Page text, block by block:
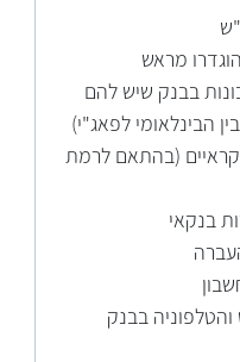
מראש
בבנק שיש להם
הבינלאומי לפאג"י)
(בהתאם לרמת
בנקאי
בבנק